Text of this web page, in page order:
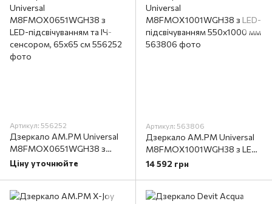
Артикул: 556252
Дзеркало AM.PM Universal
M8FMOX0651WGH38 з
LED-підсвічуванням та ІЧ-
Ціну уточнюйте
Артикул: 563806
Дзеркало AM.PM Universal
M8FMOX1001WGH38 з LED-
підсвічуванням 550х1000 мм
14 592 грн